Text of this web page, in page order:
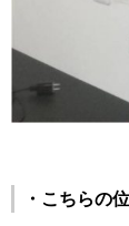
・こちらの